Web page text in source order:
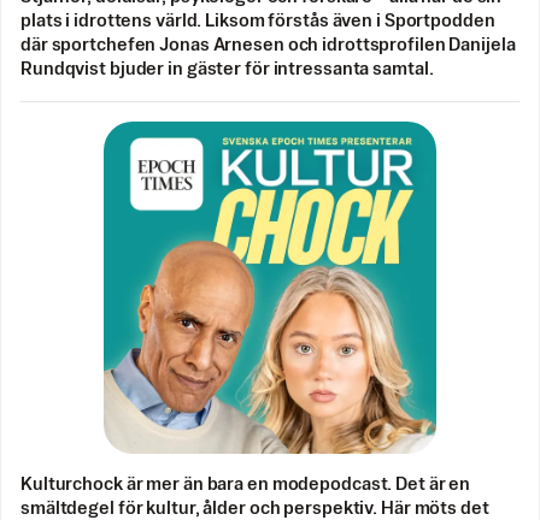
plats i idrottens värld. Liksom förstås även i Sportpodden
där sportchefen Jonas Arnesen och idrottsprofilen Danijela
Rundqvist bjuder in gäster för intressanta samtal.
Kulturchock är mer än bara en modepodcast. Det är en
smältdegel för kultur, ålder och perspektiv. Här möts det